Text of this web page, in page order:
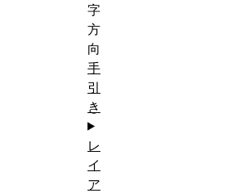
字
方
向
手
引
き
レ
イ
ア